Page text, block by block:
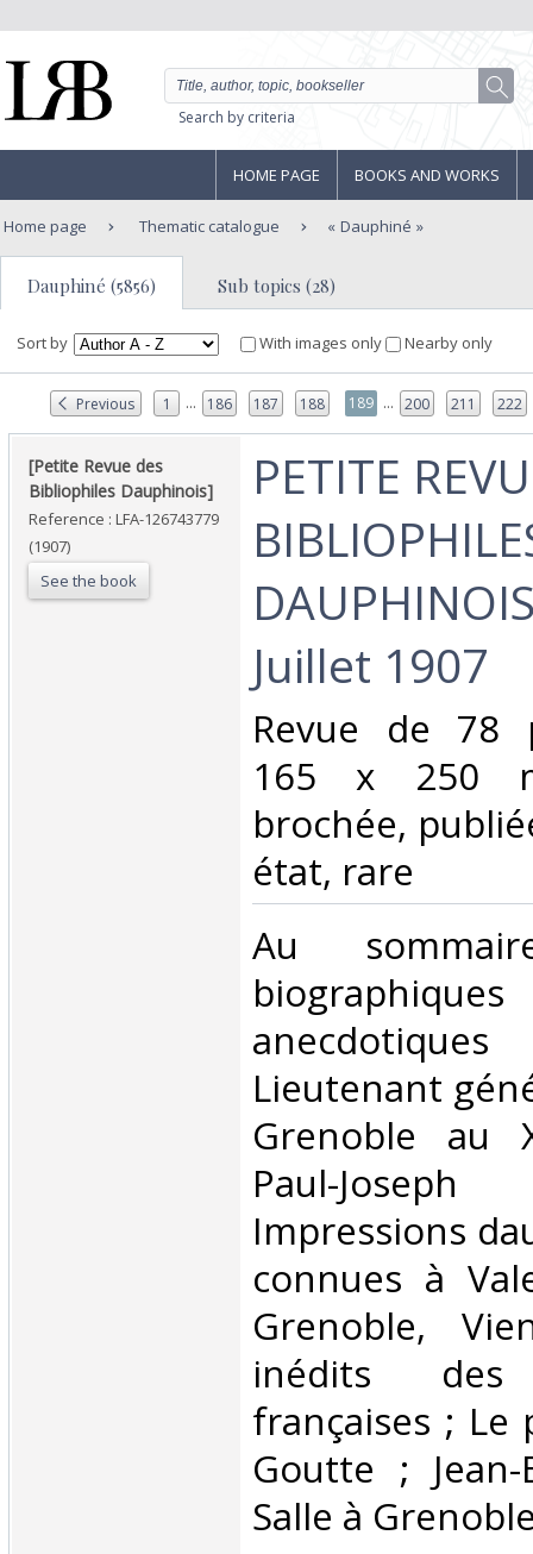
Search by criteria
HOME PAGE BOOKS AND WORKS
Home page Thematic catalogue Dauphiné
Dauphiné (5856) Sub topics (28)
Sort by With images only Nearby only
Previous 1 ... 186 187 188 189 ... 200 211 222
‎[Petite Revue des
Bibliophiles Dauphinois]‎
Reference : LFA-126743779
(1907)
See the book
‎PETITE
Juillet 1907‎
‎Revue de 78
165 x 250
brochée,
état, rare‎
‎Au
Lieutenant
Grenoble au
Paul-
Impressions
connues à
Grenoble,
inédits des
françaises ; Le
Goutte ;
Salle à